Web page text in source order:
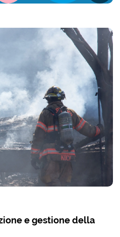
e gestione della